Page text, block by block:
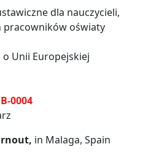
dla nauczycieli,
oświaty
Unii Europejskiej
0004
in Malaga, Spain